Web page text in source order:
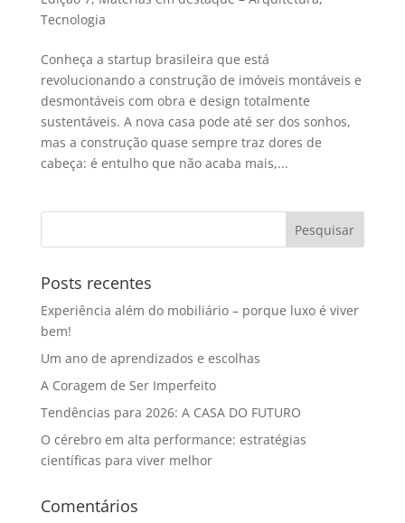
Tecnologia
Conheça a startup brasileira que está
revolucionando a construção de imóveis montáveis e
desmontáveis com obra e design totalmente
sustentáveis. A nova casa pode até ser dos sonhos,
mas a construção quase sempre traz dores de
cabeça: é entulho que não acaba mais,...
Posts recentes
Experiência além do mobiliário – porque luxo é viver
bem!
Um ano de aprendizados e escolhas
A Coragem de Ser Imperfeito
Tendências para 2026: A CASA DO FUTURO
O cérebro em alta performance: estratégias
científicas para viver melhor
Comentários